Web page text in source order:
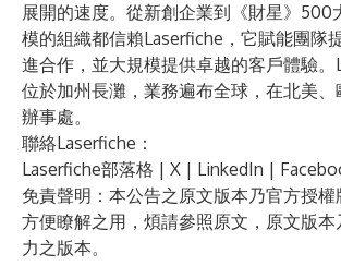
展開的速度。從新創企業到《財星》500
模的組織都信賴Laserfiche，它賦能團隊
進合作，並大規模提供卓越的客戶體驗。
位於加州長灘，業務遍布全球，在北美
辦事處。
聯絡Laserfiche：
Laserfiche部落格 | X | LinkedIn |
免責聲明：本公告之原文版本乃官方授
方便瞭解之用，煩請參照原文，原文版
力之版本。